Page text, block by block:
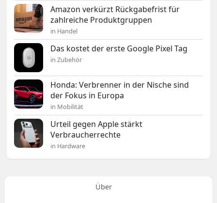
Amazon verkürzt Rückgabefrist für
zahlreiche Produktgruppen
in Handel
Das kostet der erste Google Pixel Tag
in Zubehör
Honda: Verbrenner in der Nische sind
der Fokus in Europa
in Mobilität
Urteil gegen Apple stärkt
Verbraucherrechte
in Hardware
Über